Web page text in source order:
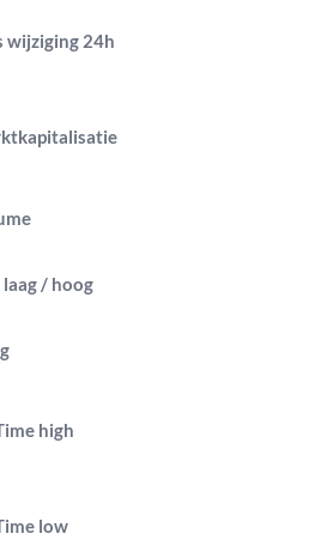
wijziging 24h
/ hoog
high
low